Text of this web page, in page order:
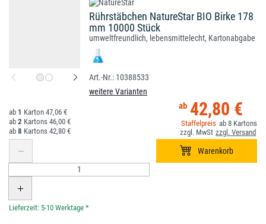
Rührstäbchen NatureStar BIO Birke 178
mm 10000 Stück
umweltfreundlich, lebensmittelecht, Kartonabgabe
10388533
weitere Varianten
42,80 €
8
1
47,06 €
2
46,00 €
8
42,80 €
*